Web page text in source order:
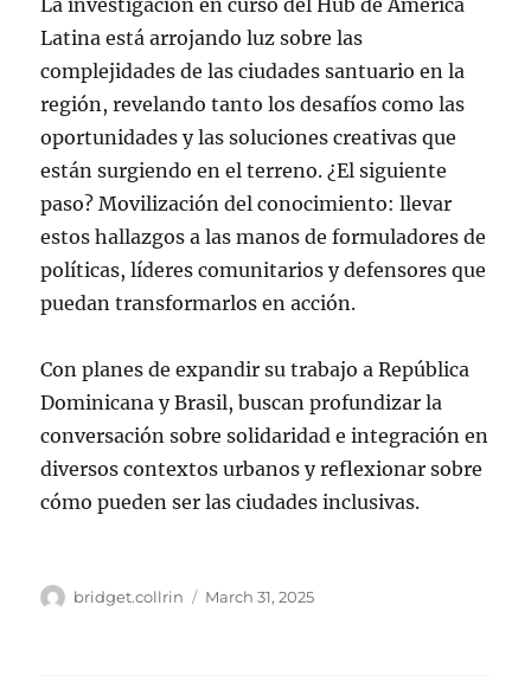
Latina está arrojando luz sobre las
complejidades de las ciudades santuario en la
región, revelando tanto los desafíos como las
oportunidades y las soluciones creativas que
están surgiendo en el terreno. ¿El siguiente
paso? Movilización del conocimiento: llevar
estos hallazgos a las manos de formuladores de
políticas, líderes comunitarios y defensores que
puedan transformarlos en acción.
Con planes de expandir su trabajo a República
Dominicana y Brasil, buscan profundizar la
conversación sobre solidaridad e integración en
diversos contextos urbanos y reflexionar sobre
cómo pueden ser las ciudades inclusivas.
Author
bridget.collrin
Posted
March 31, 2025